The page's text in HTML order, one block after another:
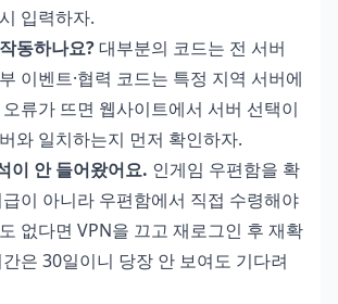
입력하자.
동하나요?대부분의 코드는 전 서버
이벤트·협력 코드는 특정 지역 서버에
류가 뜨면 웹사이트에서 서버 선택이
와 일치하는지 먼저 확인하자.
이 안 들어왔어요. 인게임 우편함을 확
이 아니라 우편함에서 직접 수령해야
없다면 VPN을 끄고 재로그인 후 재확
은 30일이니 당장 안 보여도 기다려